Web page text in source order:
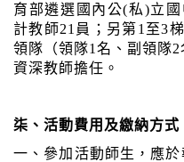
育部遴選國內公(私)立
計教師21員；另第1至3
領隊（領隊1名、副領隊
資深教師擔任。
柒、活動費用及繳納方式
一、參加活動師生，應於